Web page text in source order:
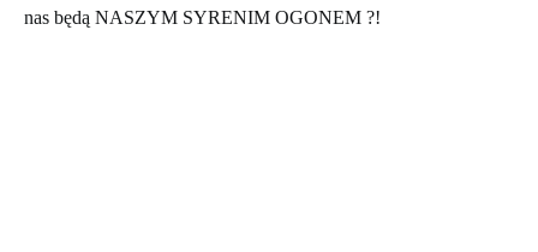
nas będą NASZYM SYRENIM OGONEM ?!